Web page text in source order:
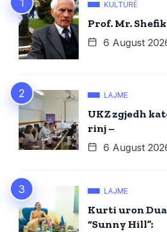
KULTURË
Prof. Mr.
6 August
LAJME
UKZ zgjedh
rinj –
6 August
LAJME
Kurti uron
“Sunny Hill”: